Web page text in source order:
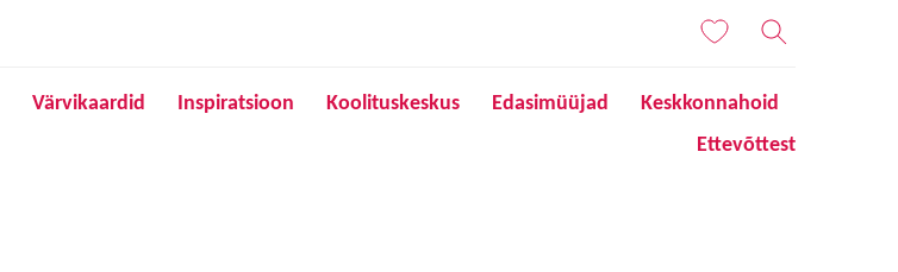
Värvikaardid Inspiratsioon Koolituskeskus Edasimüüjad
Keskkonnahoid
Ettevõttest